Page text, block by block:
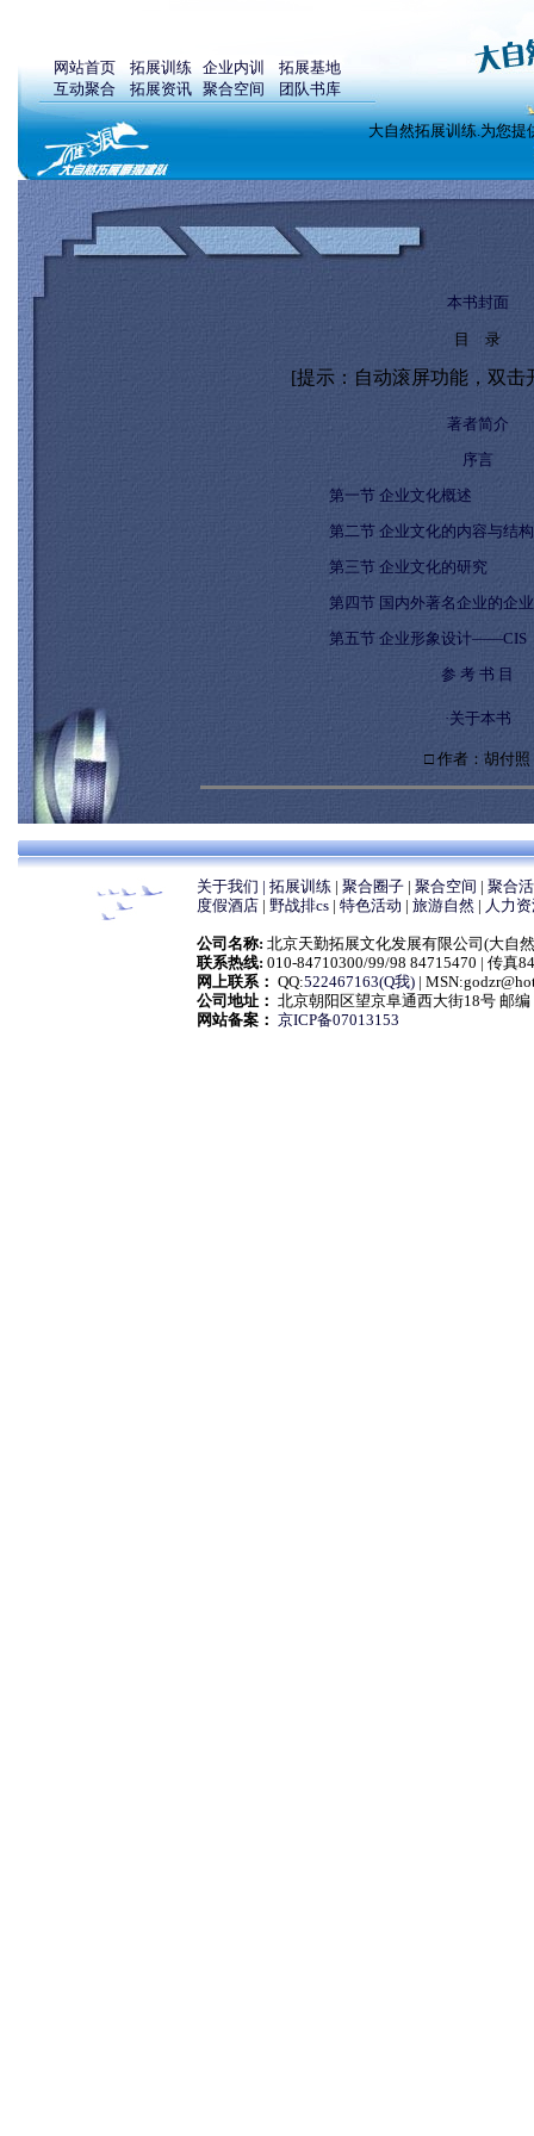
网站首页 拓展训练 企业内训
拓展基地
互动聚合
拓展资讯 聚合空间 团队书库
大自然拓展训练.为您提
本书封面
目 录
[提示：自动滚屏功能，双击
著者简介
序言
第一节 企业文化概述
第二节 企业文化的内容与结构
第三节 企业文化的研究
第四节 国内外著名企业的企
第五节 企业形象设计——CIS
参 考 书 目
·关于本书
□ 作者：胡付照
关于我们 | 拓展训练| 聚合圈子| 聚合空间 | 聚合
度假酒店| 野战排cs| 特色活动 | 旅游自然| 人力
公司名称: 北京天勤拓展文化发展有限公司(大自
联系热线: 010-84710300/99/98 84715470 | 传真
网上联系： QQ:522467163(Q我)|
公司地址： 北京朝阳区望京阜通西大街18号 邮编
网站备案： 京ICP备07013153